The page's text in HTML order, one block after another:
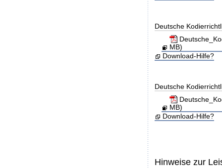
Deutsche
MB)
Download-Hilfe?
Deutsche
MB)
Download-Hilfe?
Hinweise zur